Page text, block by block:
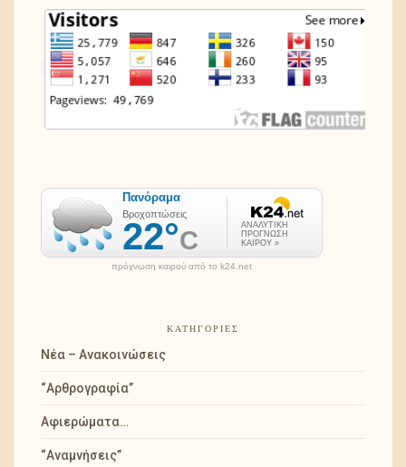
πρόγνωση καιρού από το k24.net
ΚΑΤΗΓΟΡΊΕΣ
Νέα – Ανακοινώσεις
“Αρθρογραφία”
Αφιερώματα…
“Αναμνήσεις”